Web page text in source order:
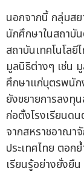
นอกจากนี้ กลุ่มส
นักศึกษาในสถาบั
สถาบันเทคโนโล
มูลนิธิต่างๆ เช่น
ศึกษาแก่บุตรพนัก
ยังขยายการลงทุ
ก่อตั้งโรงเรียนดน
จากสหราชอาณา
ประเทศไทย ตอก
เรียนรู้อย่างยั่งยืน